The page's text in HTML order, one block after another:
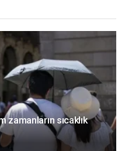
zamanların sıcaklık